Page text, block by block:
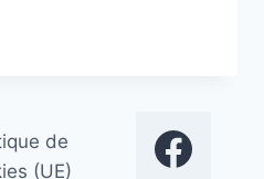
de
(UE)